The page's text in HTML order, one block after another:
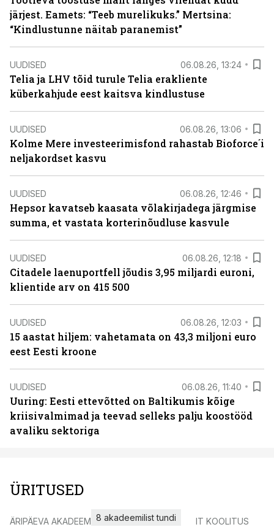
järjest. Eamets: “Teeb murelikuks.” Mertsina:
“Kindlustunne näitab paranemist”
UUDISED 06.08.26, 13:24
Telia ja LHV tõid turule Telia erakliente
küberkahjude eest kaitsva kindlustuse
UUDISED 06.08.26, 13:06
Kolme Mere investeerimisfond rahastab Bioforce´i
neljakordset kasvu
UUDISED 06.08.26, 12:46
Hepsor kavatseb kaasata võlakirjadega järgmise
summa, et vastata korterinõudluse kasvule
UUDISED 06.08.26, 12:18
Citadele laenuportfell jõudis 3,95 miljardi euroni,
klientide arv on 415 500
UUDISED 06.08.26, 12:03
15 aastat hiljem: vahetamata on 43,3 miljoni euro
eest Eesti kroone
UUDISED 06.08.26, 11:40
Uuring: Eesti ettevõtted on Baltikumis kõige
kriisivalmimad ja teevad selleks palju koostööd
avaliku sektoriga
ÜRITUSED
ÄRIPÄEVA AKADEEMIA8 akadeemilist tundi IT KOOLITUS